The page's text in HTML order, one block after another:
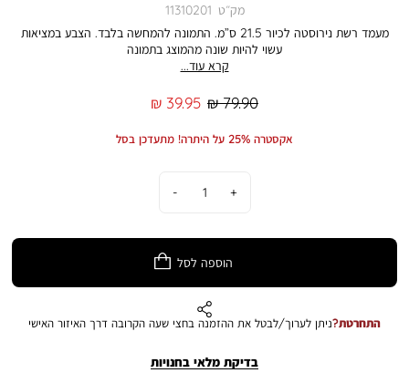
מק״ט 11310201
מעמד רשת נירוסטה לכיור 21.5 ס”מ. התמונה להמחשה בלבד. הצבע במציאות
עשוי להיות שונה מהמוצג בתמונה
קרא עוד...
מחיר
39.95 ₪
מחיר
79.90 ₪
אקסטרה 25% על היתרה! מתעדכן בסל
הוספה לסל
התחרטת?ניתן לערוך/לבטל את ההזמנה בחצי שעה הקרובה דרך האיזור האישי
בדיקת מלאי בחנויות